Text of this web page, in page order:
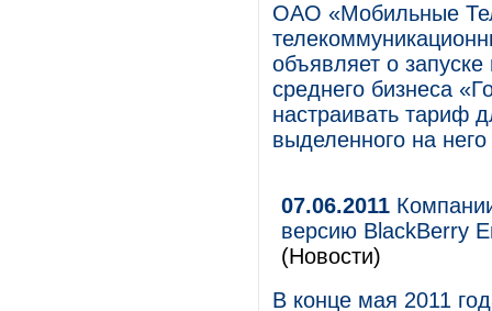
ОАО «Мобильные
объявляет о
среднего бизнеса
настраивать тариф
выделенного на
07.06.2011
версию BlackBerry
(Новости)
В конце мая 2011